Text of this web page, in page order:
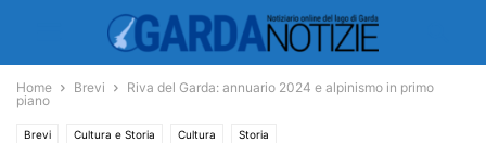
Home Brevi
Riva del Garda: annuario 2024 e alpinismo in primo
piano
Brevi Cultura e Storia Cultura Storia